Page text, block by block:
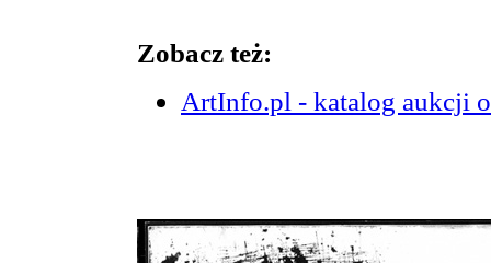
Zobacz też:
ArtInfo.pl - katalog aukcji